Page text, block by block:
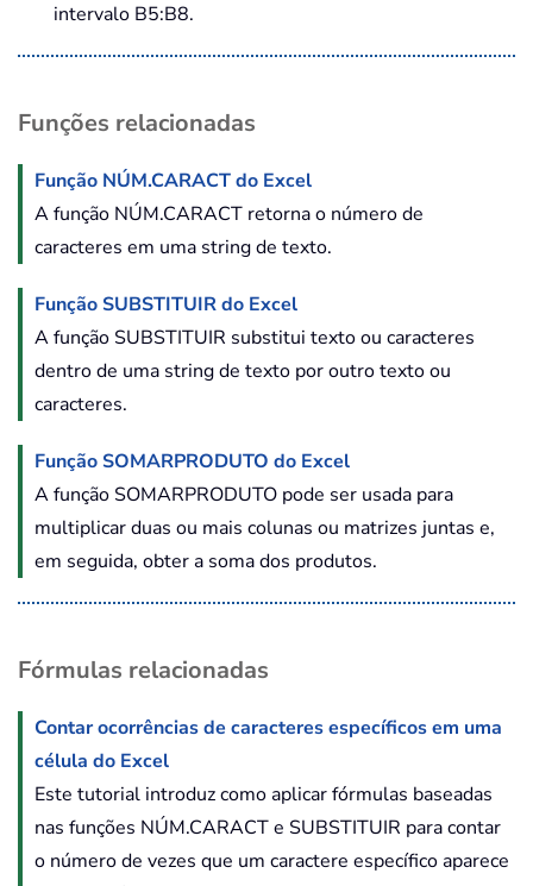
intervalo B5:B8.
Funções relacionadas
Função NÚM.CARACT do Excel
A função NÚM.CARACT retorna o número de
caracteres em uma string de texto.
Função SUBSTITUIR do Excel
A função SUBSTITUIR substitui texto ou caracteres
dentro de uma string de texto por outro texto ou
caracteres.
Função SOMARPRODUTO do Excel
A função SOMARPRODUTO pode ser usada para
multiplicar duas ou mais colunas ou matrizes juntas e,
em seguida, obter a soma dos produtos.
Fórmulas relacionadas
Contar ocorrências de caracteres específicos em uma
célula do Excel
Este tutorial introduz como aplicar fórmulas baseadas
nas funções NÚM.CARACT e SUBSTITUIR para contar
o número de vezes que um caractere específico aparece